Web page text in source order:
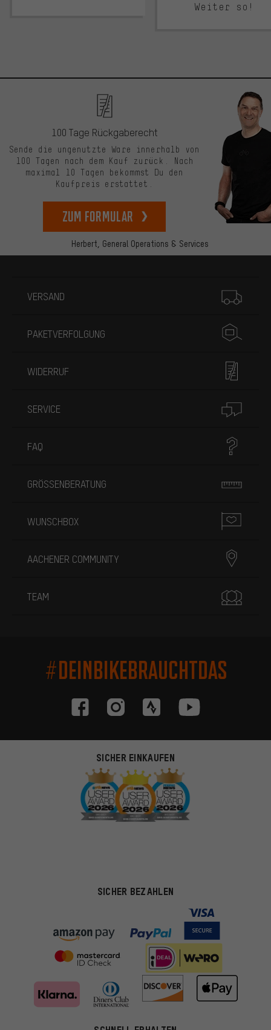
Weiter so!
Herbert, General Operations & Services
100 Tage Rückgaberecht
Sende die ungenutzte Ware innerhalb von
100 Tagen nach dem Kauf zurück. Nach
maximal 10 Tagen bekommst Du den
Kaufpreis erstattet.
zum Formular
VERSAND
PAKETVERFOLGUNG
WIDERRUF
SERVICE
FAQ
GRÖSSENBERATUNG
WUNSCHBOX
AACHENER COMMUNITY
TEAM
#DEINBIKEBRAUCHTDAS
SICHER EINKAUFEN
SICHER BEZAHLEN